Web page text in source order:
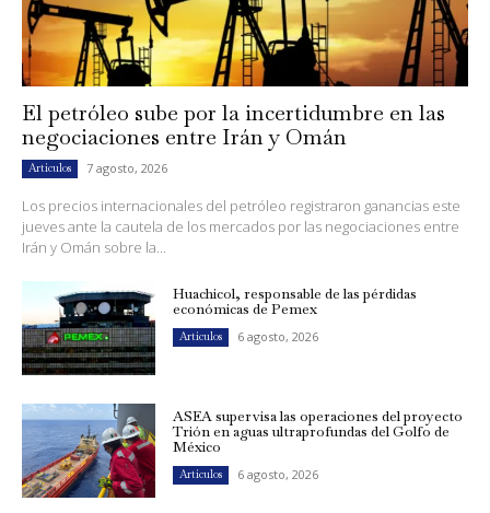
El petróleo sube por la incertidumbre en las
negociaciones entre Irán y Omán
Artículos 7 agosto, 2026
Los precios internacionales del petróleo registraron ganancias este
jueves ante la cautela de los mercados por las negociaciones entre
Irán y Omán sobre la...
Huachicol, responsable de las pérdidas
económicas de Pemex
Artículos 6 agosto, 2026
ASEA supervisa las operaciones del proyecto
Trión en aguas ultraprofundas del Golfo de
México
Artículos 6 agosto, 2026